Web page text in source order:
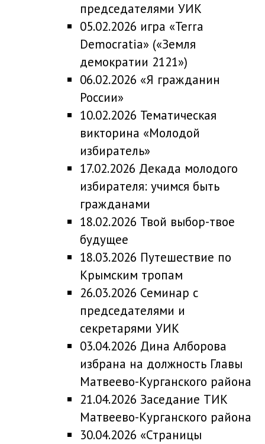
председателями УИК
05.02.2026 игра «Terra
Democratia» («Земля
демократии 2121»)
06.02.2026 «Я гражданин
России»
10.02.2026 Тематическая
викторина «Молодой
избиратель»
17.02.2026 Декада молодого
избирателя: учимся быть
гражданами
18.02.2026 Твой выбор-твое
будущее
18.03.2026 Путешествие по
Крымским тропам
26.03.2026 Семинар с
председателями и
секретарями УИК
03.04.2026 Дина Алборова
избрана на должность Главы
Матвеево-Курганского района
21.04.2026 Заседание ТИК
Матвеево-Курганского района
30.04.2026 «Страницы